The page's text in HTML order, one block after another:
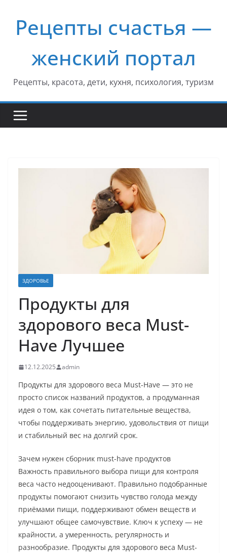
содержимому
Рецепты счастья —
женский портал
Рецепты, красота, дети, кухня, психология, туризм
ЗДОРОВЬЕ
Продукты для
здорового веса Must-
Have Лучшее
12.12.2025 admin
Продукты для здорового веса Must-Have — это не
просто список названий продуктов, а продуманная
идея о том, как сочетать питательные вещества,
чтобы поддерживать энергию, удовольствия от пищи
и стабильный вес на долгий срок.
Зачем нужен сборник must-have продуктов
Важность правильного выбора пищи для контроля
веса часто недооценивают. Правильно подобранные
продукты помогают снизить чувство голода между
приёмами пищи, поддерживают обмен веществ и
улучшают общее самочувствие. Ключ к успеху — не
крайности, а умеренность, регулярность и
разнообразие. Продукты для здорового веса Must-